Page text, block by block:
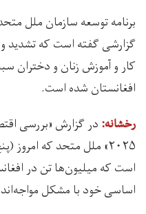
گزارشی گفته است که تشدید
کار و آموزش زنان و دختران
افغانستان شده است.
رخشانه:
است که میلیون‌ها تن در
اساسی خود با مشکل